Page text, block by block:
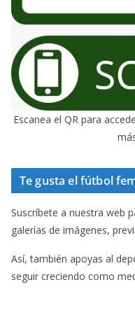
Escanea el QR para
Te gusta el fútbol
Suscríbete a nuestra web
galerías de imágenes,
Así, también apoyas al
seguir creciendo como